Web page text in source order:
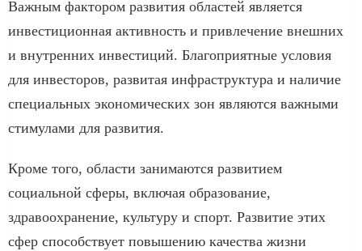
Важным фактором развития областей является
инвестиционная активность и привлечение внешних
и внутренних инвестиций. Благоприятные условия
для инвесторов, развитая инфраструктура и наличие
специальных экономических зон являются важными
стимулами для развития.
Кроме того, области занимаются развитием
социальной сферы, включая образование,
здравоохранение, культуру и спорт. Развитие этих
сфер способствует повышению качества жизни